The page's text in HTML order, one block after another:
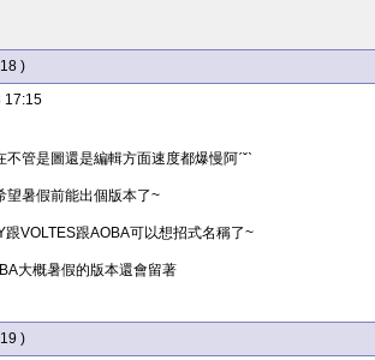
)
17:15
不管是圖還是編輯方面速度都爆慢阿ˊˇˋ
望暑假前能出個版本了~
跟VOLTES跟AOBA可以想招式名稱了~
大概暑假的版本還會留著
)